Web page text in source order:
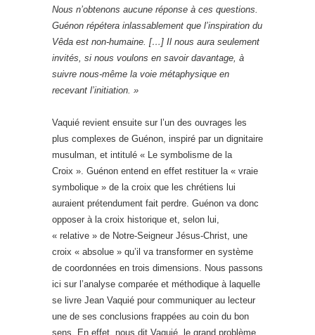
Nous n’obtenons aucune réponse à ces questions.
Guénon répétera inlassablement que l’inspiration du
Vêda est non-humaine. […] Il nous aura seulement
invités, si nous voulons en savoir davantage, à
suivre nous-même la voie métaphysique en
recevant l’initiation. »
Vaquié revient ensuite sur l’un des ouvrages les
plus complexes de Guénon, inspiré par un dignitaire
musulman, et intitulé « Le symbolisme de la
Croix ». Guénon entend en effet restituer la « vraie
symbolique » de la croix que les chrétiens lui
auraient prétendument fait perdre. Guénon va donc
opposer à la croix historique et, selon lui,
« relative » de Notre-Seigneur Jésus-Christ, une
croix « absolue » qu’il va transformer en système
de coordonnées en trois dimensions. Nous passons
ici sur l’analyse comparée et méthodique à laquelle
se livre Jean Vaquié pour communiquer au lecteur
une de ses conclusions frappées au coin du bon
sens. En effet, nous dit Vaquié, le grand problème